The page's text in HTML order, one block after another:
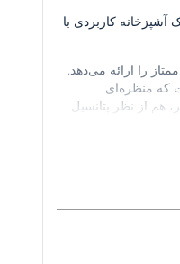
کاربردی با
را ارائه می‌دهد.
که منظره‌ای
هم از نظر پتانسیل